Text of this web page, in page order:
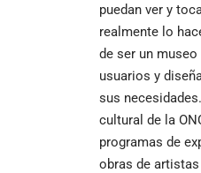
puedan ver y
realmente lo
de ser un
usuarios y
sus
cultural de la
programas de
obras de